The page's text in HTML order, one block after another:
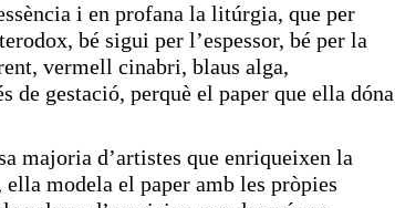
i en profana la litúrgia, que per
bé sigui per l’espessor, bé per la
vermell cinabri, blaus alga,
gestació, perquè el paper que ella dóna
majoria d’artistes que enriqueixen la
modela el paper amb les pròpies